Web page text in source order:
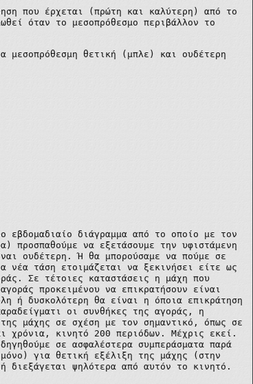
που έρχεται (πρώτη και καλύτερη) από το
όταν το μεσοπρόθεσμο περιβάλλον το
μεσοπρόθεσμη θετική (μπλε) και ουδέτερη
εβδομαδιαίο διάγραμμα από το οποίο με τον
προσπαθούμε να εξετάσουμε την υφιστάμενη
ουδέτερη. Ή θα μπορούσαμε να πούμε σε
νέα τάση ετοιμάζεται να ξεκινήσει είτε ως
Σε τέτοιες καταστάσεις η μάχη που
προκειμένου να επικρατήσουν είναι
ή δυσκολότερη θα είναι η όποια επικράτηση
οι συνθήκες της αγοράς, η
μάχης σε σχέση με τον σημαντικό, όπως σε
χρόνια, κινητό 200 περιόδων. Μέχρις εκεί.
σε ασφαλέστερα συμπεράσματα παρά
για θετική εξέλιξη της μάχης (στην
διεξάγεται ψηλότερα από αυτόν το κινητό.